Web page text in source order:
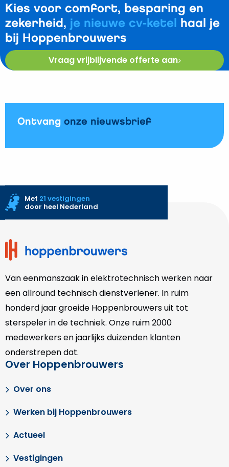
Kies voor comfort, besparing en
zekerheid, je nieuwe cv-ketel
haal je
bij Hoppenbrouwers
Vraag vrijblijvende offerte aan
Ontvang onze nieuwsbrief
Site
Met 21 vestigingen
door heel Nederland
Van eenmanszaak in elektrotechnisch werken naar
een allround technisch dienstverlener. In ruim
honderd jaar groeide Hoppenbrouwers uit tot
sterspeler in de techniek. Onze ruim 2000
medewerkers en jaarlijks duizenden klanten
onderstrepen dat.
Over Hoppenbrouwers
Over ons
Werken bij Hoppenbrouwers
Actueel
Vestigingen